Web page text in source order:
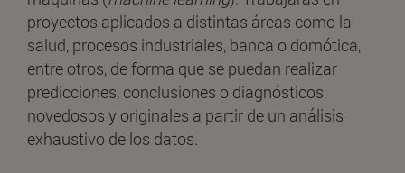
proyectos aplicados a distintas áreas como la
salud, procesos industriales, banca o domótica,
entre otros, de forma que se puedan realizar
predicciones, conclusiones o diagnósticos
novedosos y originales a partir de un análisis
exhaustivo de los datos.